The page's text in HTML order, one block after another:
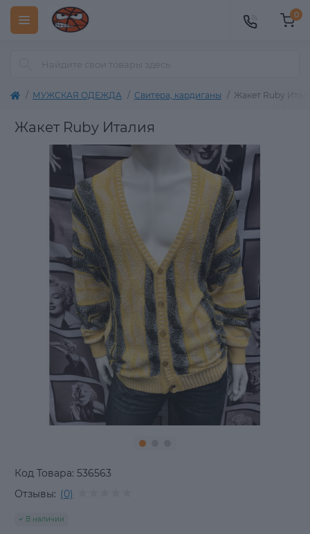
0
МУЖСКАЯ ОДЕЖДА Свитера, кардиганы Жакет Ruby
Жакет Ruby Италия
Код Товара: 536563
Отзывы: (0)
В наличии